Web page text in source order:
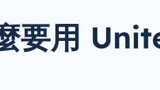
要用